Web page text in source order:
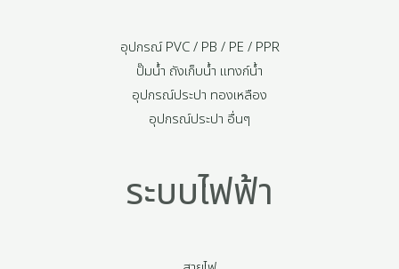
อุปกรณ์ PVC / PB / PE / PPR
ปั๊มน้ำ ถังเก็บน้ำ แทงก์น้ำ
อุปกรณ์ประปา ทองเหลือง
อุปกรณ์ประปา อื่นๆ
ระบบไฟฟ้า